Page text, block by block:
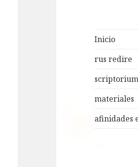
Inicio
rus redire
scriptorium
materiales
afinidades